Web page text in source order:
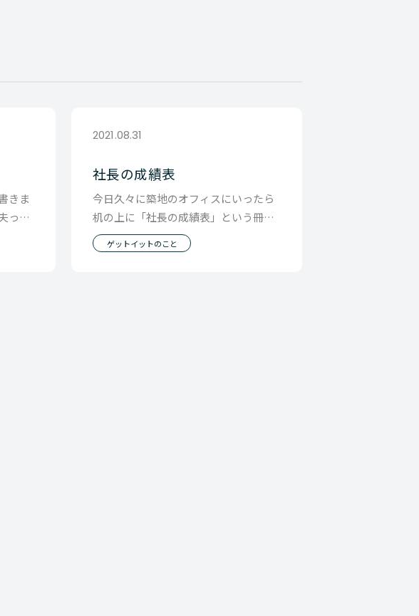
きま
って
ト
2021.08.31
社長の成績表
今日久々に築地のオフィスにいったら
机の上に「社長の成績表」という冊子
が これは顧問会計事務所の古田土会計
さんが 作って
ゲットイットのこと